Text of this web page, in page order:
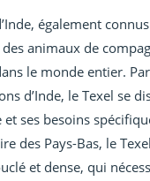
également
animaux de
le monde entier.
d’Inde, le Texel se
et ses besoins
des Pays-Bas, le
et dense, qui